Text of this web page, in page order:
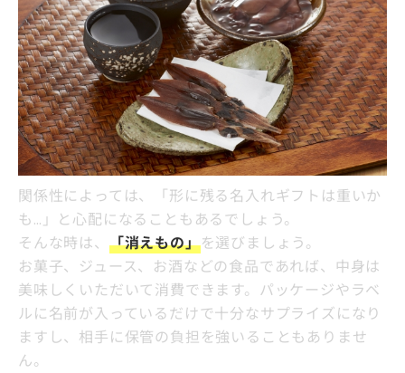
関係性によっては、「形に残る名入れギフトは重いか
も…」と心配になることもあるでしょう。
そんな時は、 「消えもの」を選びましょう。
お菓子、ジュース、お酒などの食品であれば、中身は
美味しくいただいて消費できます。パッケージやラベ
ルに名前が入っているだけで十分なサプライズになり
ますし、相手に保管の負担を強いることもありませ
ん。